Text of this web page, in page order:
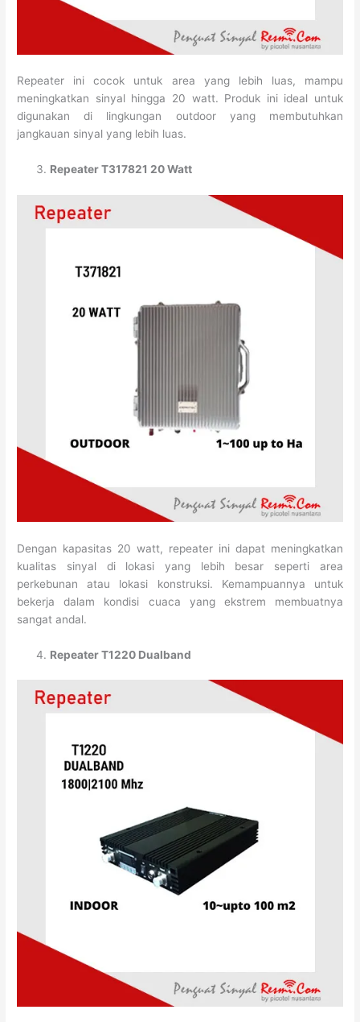
Repeater ini cocok untuk area yang lebih luas, mampu
meningkatkan sinyal hingga 20 watt. Produk ini ideal untuk
digunakan di lingkungan outdoor yang membutuhkan
jangkauan sinyal yang lebih luas.
Repeater T317821 20 Watt
Dengan kapasitas 20 watt, repeater ini dapat meningkatkan
kualitas sinyal di lokasi yang lebih besar seperti area
perkebunan atau lokasi konstruksi. Kemampuannya untuk
bekerja dalam kondisi cuaca yang ekstrem membuatnya
sangat andal.
Repeater T1220 Dualband